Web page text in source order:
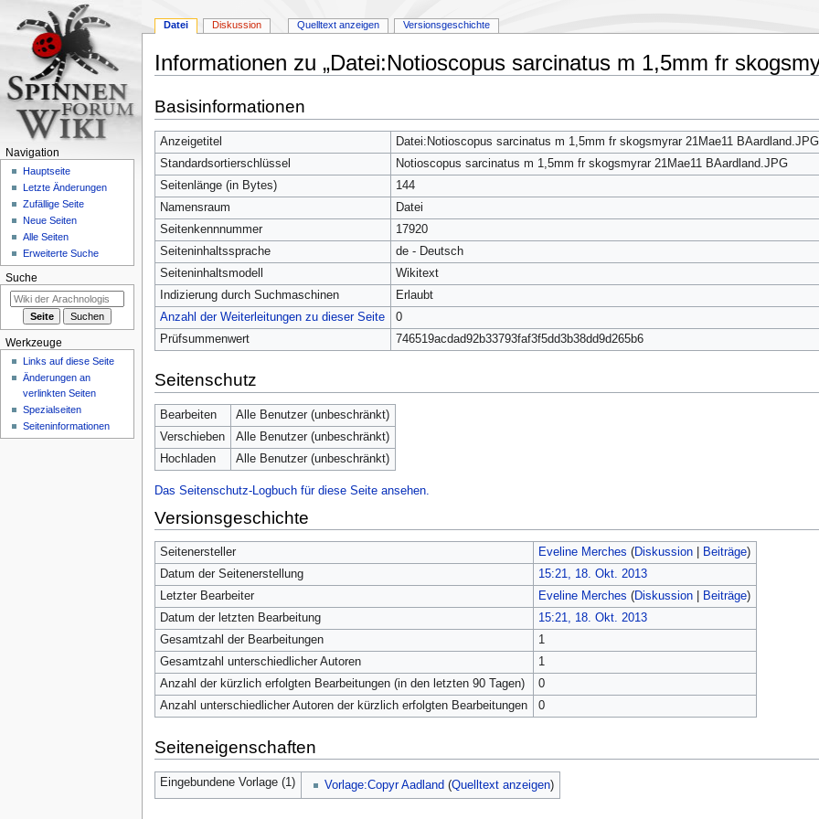
Informationen zu „Datei:Notioscopus sarcinatus m 1,5mm fr
Navigation
springen
Suche
springen
Basisinformationen
Anzeigetitel
Datei:Notioscopus sarcinatus m 1,5mm fr skogsmyrar 21Mae11 BAardland.JPG
Standardsortierschlüssel
Notioscopus sarcinatus m 1,5mm fr skogsmyrar 21Mae11 BAardland.JPG
Seitenlänge (in Bytes)
144
Namensraum
Datei
Seitenkennnummer
17920
Seiteninhaltssprache
de - Deutsch
Seiteninhaltsmodell
Wikitext
Indizierung durch Suchmaschinen
Erlaubt
Anzahl der Weiterleitungen zu dieser Seite
0
Prüfsummenwert
746519acdad92b33793faf3f5dd3b38dd9d265b6
Seitenschutz
Bearbeiten
Alle Benutzer (unbeschränkt)
Verschieben
Alle Benutzer (unbeschränkt)
Hochladen
Alle Benutzer (unbeschränkt)
Das Seitenschutz-Logbuch für diese Seite ansehen.
Versionsgeschichte
Seitenersteller Eveline Merches (Diskussion| Beiträge)
Datum der Seitenerstellung
15:21, 18. Okt. 2013
Letzter Bearbeiter
Eveline Merches (Diskussion| Beiträge)
Datum der letzten Bearbeitung
15:21, 18. Okt. 2013
Gesamtzahl der Bearbeitungen
1
Gesamtzahl unterschiedlicher Autoren
1
Anzahl der kürzlich erfolgten Bearbeitungen (in den letzten 90 Tagen)
0
Anzahl unterschiedlicher Autoren der kürzlich erfolgten Bearbeitungen
0
Seiteneigenschaften
Eingebundene Vorlage (1) Vorlage:Copyr Aadland (Quelltext anzeigen)
Datei Diskussion Quelltext anzeigen Versionsgeschichte
Navigation
Hauptseite
Letzte Änderungen
Zufällige Seite
Neue Seiten
Alle Seiten
Erweiterte Suche
Suche
Werkzeuge
Links auf diese Seite
Änderungen an
verlinkten Seiten
Spezialseiten
Seiten­­informationen